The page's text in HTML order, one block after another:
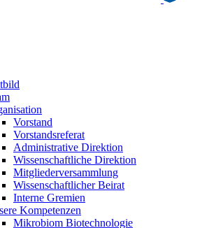
Vorstand
Vorstandsreferat
Administrative Direktion
Wissenschaftliche Direktion
Mitgliederversammlung
Wissenschaftlicher Beirat
Interne Gremien
Kompetenzen
Mikrobiom Biotechnologie